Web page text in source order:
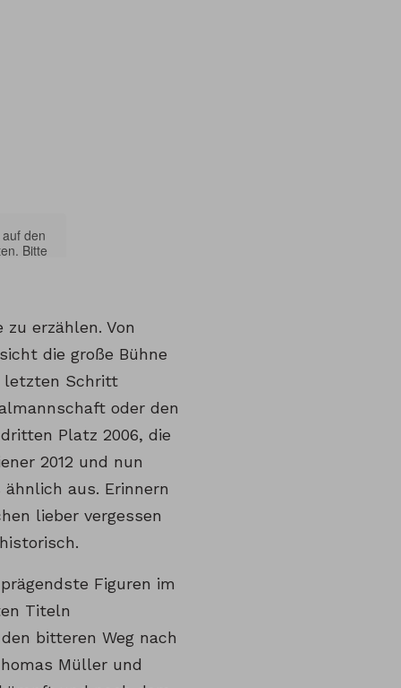
den
Bitte
erzählen. Von
die große Bühne
letzten Schritt
oder den
Platz 2006, die
2012 und nun
aus. Erinnern
lieber vergessen
Figuren im
Titeln
bitteren Weg nach
Müller und